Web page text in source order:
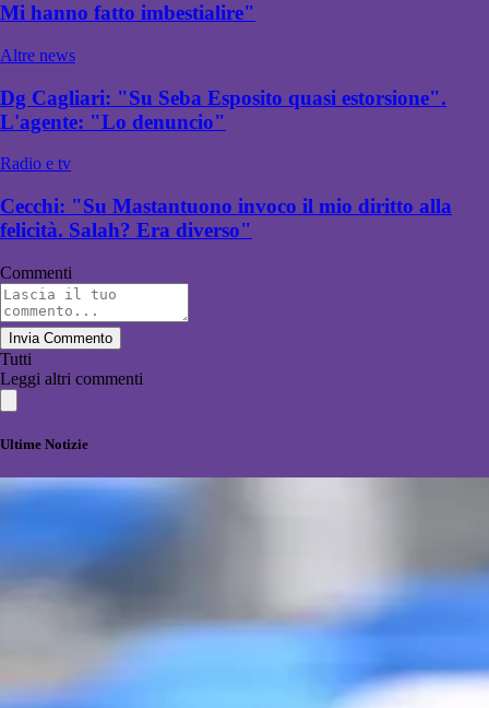
Mi hanno fatto imbestialire"
Altre news
Dg Cagliari: "Su Seba Esposito quasi estorsione".
L'agente: "Lo denuncio"
Radio e tv
Cecchi: "Su Mastantuono invoco il mio diritto alla
felicità. Salah? Era diverso"
Commenti
Invia Commento
Tutti
Leggi altri commenti
Ultime Notizie